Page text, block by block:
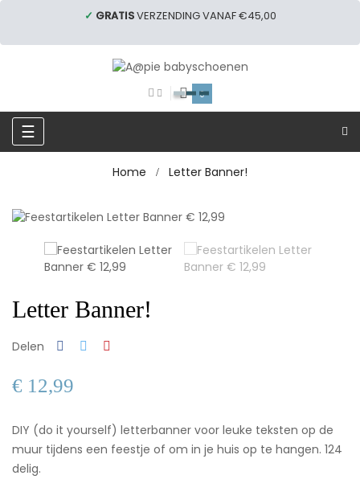
✓ GRATISVERZENDING VANAF €45,00
0
Toggle
navigation
☰
Home Letter Banner!
Letter Banner!
Delen
€ 12,99
DIY (do it yourself) letterbanner voor leuke teksten op de
muur tijdens een feestje of om in je huis op te hangen. 124
delig.